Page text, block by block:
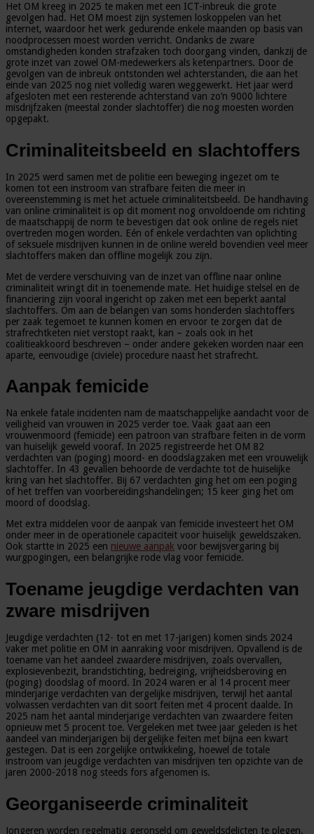
Het OM kreeg in 2025 te maken met een ICT-inbreuk die grote
gevolgen had. Het OM moest zijn systemen loskoppelen van het
internet, waardoor het werk gedurende enkele maanden op basis van
noodprocessen moest worden verricht. Ondanks de zware
omstandigheden konden strafzaken toch doorgang vinden, dankzij de
grote inzet van zowel OM-medewerkers als ketenpartners. Door de
gevolgen van de inbreuk ontstonden wel achterstanden, die aan het
einde van 2025 nog niet volledig waren weggewerkt. Het jaar werd
afgesloten met een resterende achterstand van zo’n 9000 lichtere
misdrijfzaken (meestal zonder slachtoffer) die nog moesten worden
opgepakt.
Criminaliteitsbeeld en slachtoffers
In 2025 werd samen met de politie een beweging ingezet om te
komen tot een instroom van strafbare feiten die meer in
overeenstemming is met het actuele criminaliteitsbeeld. De handhaving
van online criminaliteit is op dit moment nog onvoldoende om richting
de maatschappij de norm te bevestigen dat ook online de regels niet
overtreden mogen worden. Eén of enkele verdachten van oplichting
of seksuele misdrijven kunnen in de online wereld bovendien veel meer
slachtoffers maken dan offline mogelijk zou zijn.
Met de verdere verschuiving van de inzet van offline naar online
criminaliteit wringt dit in toenemende mate. Het huidige stelsel en de
financiering zijn vooral ingericht op zaken met een beperkt aantal
slachtoffers. Om aan de belangen van soms honderden slachtoffers
per zaak tegemoet te kunnen komen en ervoor te zorgen dat de
strafrechtketen niet verstopt raakt, kan – zoals ook in het
coalitieakkoord beschreven – onder andere gekeken worden naar een
aparte, eenvoudige (civiele) procedure naast het strafrecht.
Aanpak femicide
Na enkele fatale incidenten nam de maatschappelijke aandacht voor de
veiligheid van vrouwen in 2025 verder toe. Vaak gaat aan een
vrouwenmoord (femicide) een patroon van strafbare feiten in de vorm
van huiselijk geweld vooraf. In 2025 registreerde het OM 82
verdachten van (poging) moord- en doodslagzaken met een vrouwelijk
slachtoffer. In 43 gevallen behoorde de verdachte tot de huiselijke
kring van het slachtoffer. Bij 67 verdachten ging het om een poging
of het treffen van voorbereidingshandelingen; 15 keer ging het om
moord of doodslag.
Met extra middelen voor de aanpak van femicide investeert het OM
onder meer in de operationele capaciteit voor huiselijk geweldszaken.
Ook startte in 2025 een nieuwe aanpak voor bewijsvergaring bij
wurgpogingen, een belangrijke rode vlag voor femicide.
Toename jeugdige verdachten van
zware misdrijven
Jeugdige verdachten (12- tot en met 17-jarigen) komen sinds 2024
vaker met politie en OM in aanraking voor misdrijven. Opvallend is de
toename van het aandeel zwaardere misdrijven, zoals overvallen,
explosievenbezit, brandstichting, bedreiging, vrijheidsberoving en
(poging) doodslag of moord. In 2024 waren er al 14 procent meer
minderjarige verdachten van dergelijke misdrijven, terwijl het aantal
volwassen verdachten van dit soort feiten met 4 procent daalde. In
2025 nam het aantal minderjarige verdachten van zwaardere feiten
opnieuw met 5 procent toe. Vergeleken met twee jaar geleden is het
aandeel van minderjarigen bij dergelijke feiten met bijna een kwart
gestegen. Dat is een zorgelijke ontwikkeling, hoewel de totale
instroom van jeugdige verdachten van misdrijven ten opzichte van de
jaren 2000-2018 nog steeds fors afgenomen is.
Georganiseerde criminaliteit
Jongeren worden regelmatig geronseld om geweldsdelicten te plegen,